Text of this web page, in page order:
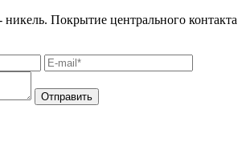
Покрытие центрального контакта